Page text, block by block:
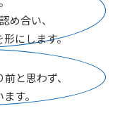
め合い、
形にします。
前と思わず、
す。